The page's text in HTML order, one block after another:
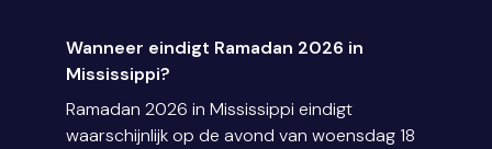
Wanneer eindigt Ramadan 2026 in
Mississippi?
Ramadan 2026 in Mississippi eindigt
waarschijnlijk op de avond van woensdag 18